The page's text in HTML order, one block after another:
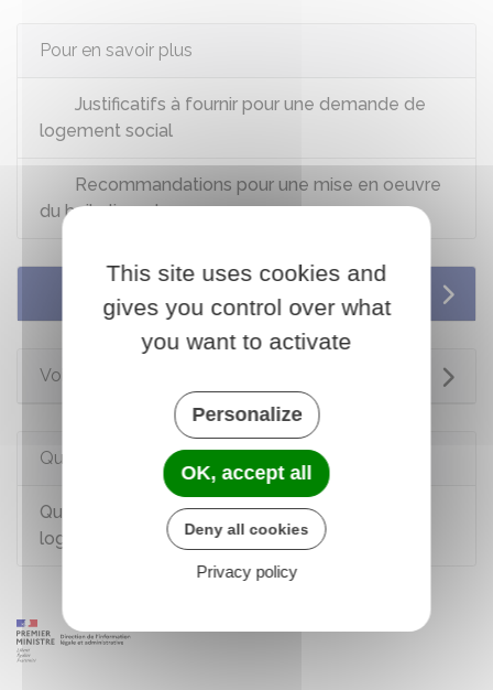
Pour en savoir plus
Justificatifs à fournir pour une demande de
logement social
Recommandations pour une mise en oeuvre
du bail glissant
Voir aussi
Questions ? Réponses !
Quelles sont les conditions pour obtenir un
logement social ?
This site uses cookies and
gives you control over what
you want to activate
Personalize
OK, accept all
Deny all cookies
Privacy policy